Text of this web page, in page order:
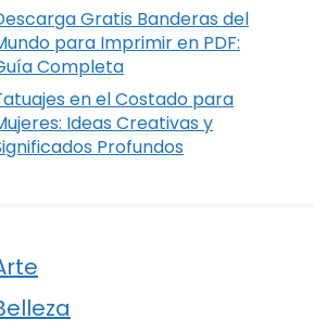
Gratis Banderas del
para Imprimir en PDF:
Completa
en el Costado para
Ideas Creativas y
Profundos